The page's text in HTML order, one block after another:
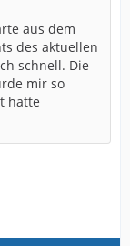
aus dem
des aktuellen
schnell. Die
mir so
hatte